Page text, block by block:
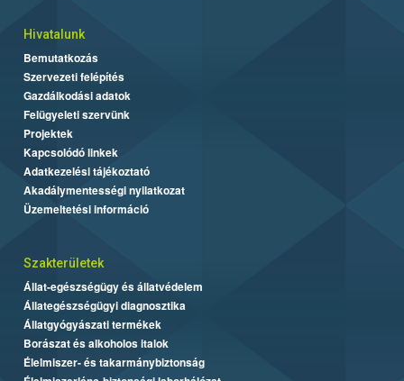
Hivatalunk
Bemutatkozás
Szervezeti felépítés
Gazdálkodási adatok
Felügyeleti szervünk
Projektek
Kapcsolódó linkek
Adatkezelési tájékoztató
Akadálymentességi nyilatkozat
Üzemeltetési információ
Szakterületek
Állat-egészségügy és állatvédelem
Állategészségügyi diagnosztika
Állatgyógyászati termékek
Borászat és alkoholos italok
Élelmiszer- és takarmánybiztonság